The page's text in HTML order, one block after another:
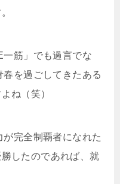
筋」でも過言でな
を過ごしてきたある
ね（笑）
完全制覇者になれた
したのであれば、就